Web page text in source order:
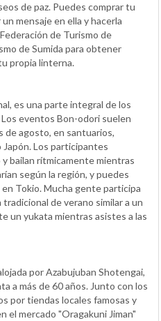
de paz. Puedes comprar tu
mensaje en ella y hacerla
de Turismo de
de Sumida para obtener
propia linterna.
es una parte integral de los
eventos Bon-odori suelen
de agosto, en santuarios,
Los participantes
bailan rítmicamente mientras
según la región, y puedes
Tokio. Mucha gente participa
de verano similar a un
un yukata mientras asistes a las
por Azabujuban Shotengai,
a más de 60 años. Junto con los
por tiendas locales famosas y
el mercado "Oragakuni Jiman"